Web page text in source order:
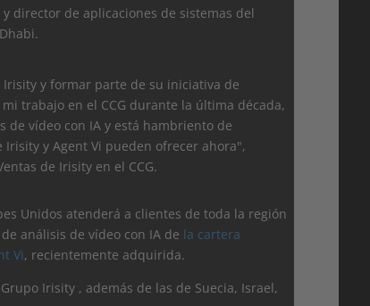
director de aplicaciones de sistemas del
y formar parte de su iniciativa de
trabajo en el CCG durante la última década,
de vídeo con IA y está hambriento de
y Agent Vi pueden ofrecer ahora",
de Irisity en el CCG.
Unidos atenderá a clientes de toda la región
análisis de vídeo con IA de la cartera
Vi, recientemente adquirida.
Irisity , además de las de Suecia, Israel,